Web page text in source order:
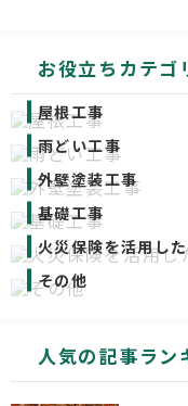
お役立ちカテゴ
屋根工事
雨どい工事
外壁塗装工事
基礎工事
火災保険を活用し
その他
人気の記事ラン